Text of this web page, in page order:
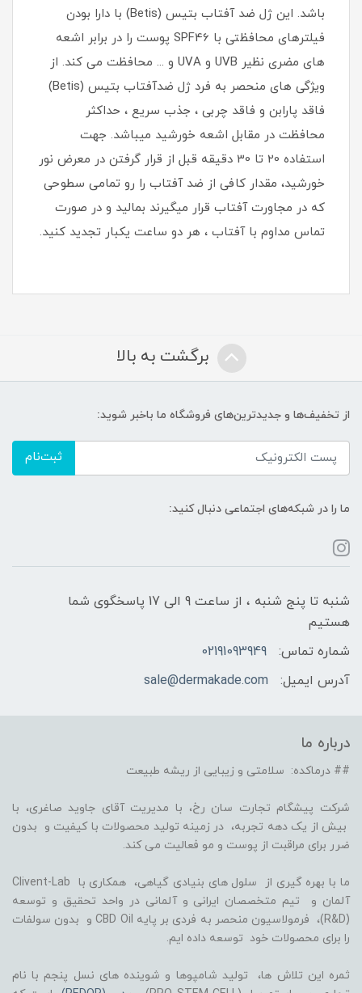
باشد. این ژل ضد آفتاب بتیس (Betis) با دارا بودن
فیلترهای محافظتی با SPF46 پوست را در برابر اشعه
های مضری نظیر UVB و UVA و ... محافظت می کند. از
ویژگی های منحصر به فرد ژل ضدآفتاب بتیس (Betis)
فاقد پارابن و فاقد چربی ، جذب سریع ، حداکثر
محافظت در مقابل اشعه خورشید میباشد. جهت
استفاده 20 تا 30 دقیقه قبل از قرار گرفتن در معرض نور
خورشید، مقدار کافی از ضد آفتاب را رو تمامی سطوحی
که در مجاورت آفتاب قرار میگیرند بمالید و در صورت
تماس مداوم با آفتاب ، هر دو ساعت یکبار تجدید کنید.
برگشت به بالا
از تخفیف‌ها و جدیدترین‌های فروشگاه ما باخبر شوید:
ثبت‌نام
ما را در شبکه‌های اجتماعی دنبال کنید:
شنبه تا پنج شنبه ، از ساعت 9 الی 17 پاسخگوی شما
هستیم
شماره تماس:
02191093949
آدرس ایمیل:
sale@dermakade.com
درباره ما
## درماکده: سلامتی و زیبایی از ریشه طبیعت
شرکت پیشگام تجارت سان رخ، با مدیریت آقای جاوید صاغری، با
بیش از یک دهه تجربه، در زمینه تولید محصولات با کیفیت و بدون
ضرر برای مراقبت از پوست و مو فعالیت می کند.
ما با بهره گیری از سلول های بنیادی گیاهی، همکاری با Clivent-Lab
آلمان و تیم متخصصان ایرانی و آلمانی در واحد تحقیق و توسعه
(R&D)، فرمولاسیون منحصر به فردی بر پایه CBD Oil و بدون سولفات
را برای محصولات خود توسعه داده ایم.
ثمره این تلاش ها، تولید شامپوها و شوینده های نسل پنجم با نام